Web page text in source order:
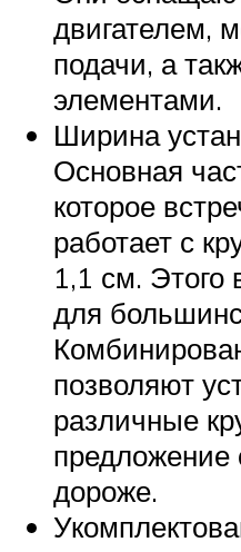
двигателем,
подачи, а
элементами.
Ширина
Основная
которое
работает с
1,1 см. Этого
для
позволяют
различные
предложение
дороже.